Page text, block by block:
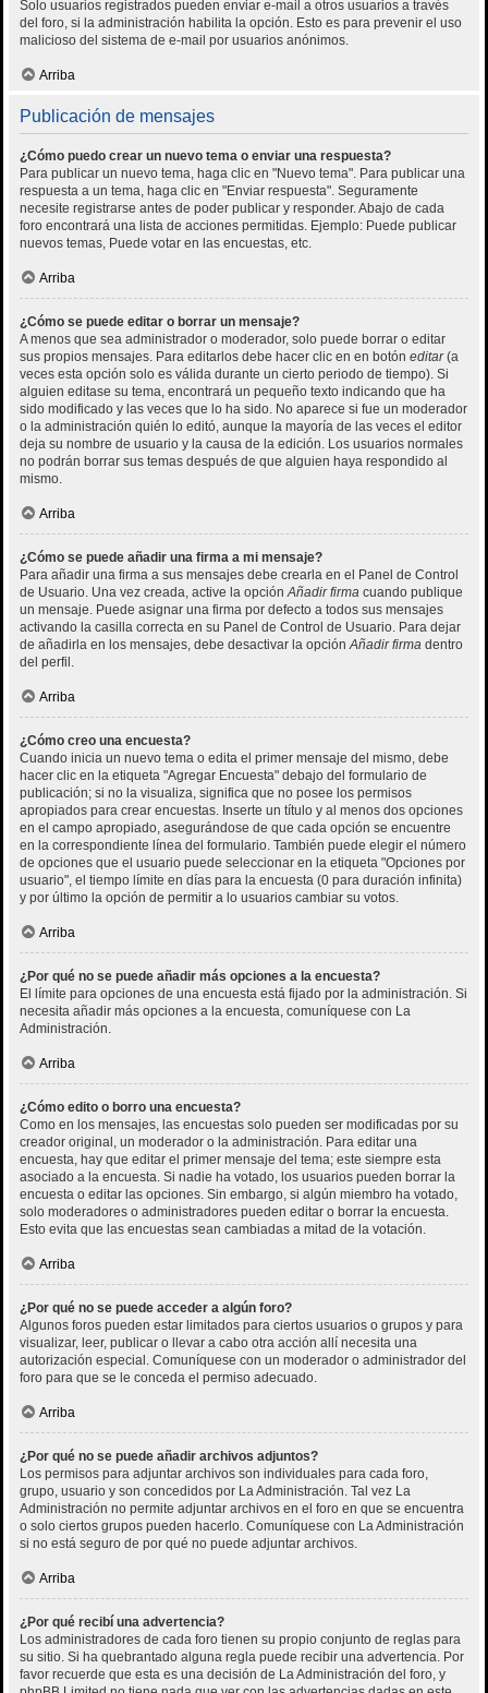
Solo usuarios registrados pueden enviar e-mail a otros usuarios a través
del foro, si la administración habilita la opción. Esto es para prevenir el uso
malicioso del sistema de e-mail por usuarios anónimos.
Arriba
Publicación de mensajes
¿Cómo puedo crear un nuevo tema o enviar una respuesta?
Para publicar un nuevo tema, haga clic en "Nuevo tema". Para publicar una
respuesta a un tema, haga clic en "Enviar respuesta". Seguramente
necesite registrarse antes de poder publicar y responder. Abajo de cada
foro encontrará una lista de acciones permitidas. Ejemplo: Puede publicar
nuevos temas, Puede votar en las encuestas, etc.
Arriba
¿Cómo se puede editar o borrar un mensaje?
A menos que sea administrador o moderador, solo puede borrar o editar
sus propios mensajes. Para editarlos debe hacer clic en en botón editar(a
veces esta opción solo es válida durante un cierto periodo de tiempo). Si
alguien editase su tema, encontrará un pequeño texto indicando que ha
sido modificado y las veces que lo ha sido. No aparece si fue un moderador
o la administración quién lo editó, aunque la mayoría de las veces el editor
deja su nombre de usuario y la causa de la edición. Los usuarios normales
no podrán borrar sus temas después de que alguien haya respondido al
mismo.
Arriba
¿Cómo se puede añadir una firma a mi mensaje?
Para añadir una firma a sus mensajes debe crearla en el Panel de Control
de Usuario. Una vez creada, active la opciónAñadir firma cuando publique
un mensaje. Puede asignar una firma por defecto a todos sus mensajes
activando la casilla correcta en su Panel de Control de Usuario. Para dejar
de añadirla en los mensajes, debe desactivar la opciónAñadir firma dentro
del perfil.
Arriba
¿Cómo creo una encuesta?
Cuando inicia un nuevo tema o edita el primer mensaje del mismo, debe
hacer clic en la etiqueta "Agregar Encuesta" debajo del formulario de
publicación; si no la visualiza, significa que no posee los permisos
apropiados para crear encuestas. Inserte un título y al menos dos opciones
en el campo apropiado, asegurándose de que cada opción se encuentre
en la correspondiente línea del formulario. También puede elegir el número
de opciones que el usuario puede seleccionar en la etiqueta "Opciones por
usuario", el tiempo límite en días para la encuesta (0 para duración infinita)
y por último la opción de permitir a lo usuarios cambiar su votos.
Arriba
¿Por qué no se puede añadir más opciones a la encuesta?
El límite para opciones de una encuesta está fijado por la administración. Si
necesita añadir más opciones a la encuesta, comuníquese con La
Administración.
Arriba
¿Cómo edito o borro una encuesta?
Como en los mensajes, las encuestas solo pueden ser modificadas por su
creador original, un moderador o la administración. Para editar una
encuesta, hay que editar el primer mensaje del tema; este siempre esta
asociado a la encuesta. Si nadie ha votado, los usuarios pueden borrar la
encuesta o editar las opciones. Sin embargo, si algún miembro ha votado,
solo moderadores o administradores pueden editar o borrar la encuesta.
Esto evita que las encuestas sean cambiadas a mitad de la votación.
Arriba
¿Por qué no se puede acceder a algún foro?
Algunos foros pueden estar limitados para ciertos usuarios o grupos y para
visualizar, leer, publicar o llevar a cabo otra acción allí necesita una
autorización especial. Comuníquese con un moderador o administrador del
foro para que se le conceda el permiso adecuado.
Arriba
¿Por qué no se puede añadir archivos adjuntos?
Los permisos para adjuntar archivos son individuales para cada foro,
grupo, usuario y son concedidos por La Administración. Tal vez La
Administración no permite adjuntar archivos en el foro en que se encuentra
o solo ciertos grupos pueden hacerlo. Comuníquese con La Administración
si no está seguro de por qué no puede adjuntar archivos.
Arriba
¿Por qué recibí una advertencia?
Los administradores de cada foro tienen su propio conjunto de reglas para
su sitio. Si ha quebrantado alguna regla puede recibir una advertencia. Por
favor recuerde que esta es una decisión de La Administración del foro, y